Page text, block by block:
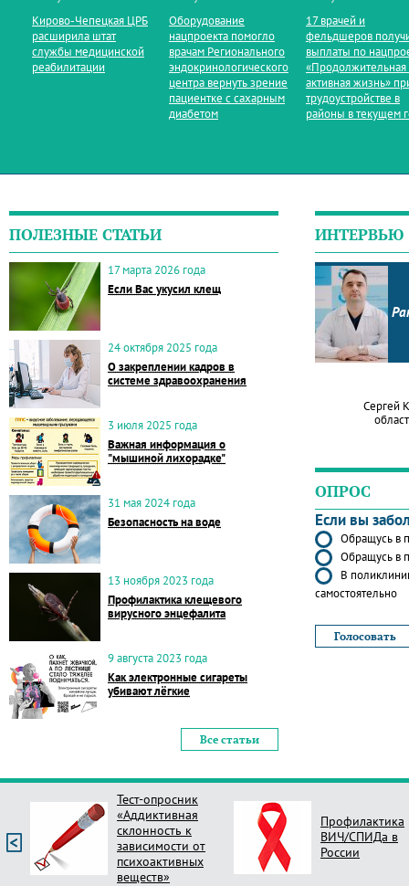
Кирово‑Чепецкая ЦРБ
расширила штат
службы медицинской
реабилитации
Оборудование
нацпроекта помогло
врачам Регионального
эндокринологического
центра вернуть зрение
пациентке с сахарным
диабетом
17 врачей и
фельдшеров
выплаты по
«Продолжительная
активная жизнь»
трудоустройстве в
районы в текущем
ПОЛЕЗНЫЕ СТАТЬИ
17 марта 2026 года
Если Вас укусил клещ
24 октября 2025 года
О закреплении кадров в
системе здравоохранения
3 июля 2025 года
Важная информация о
"мышиной лихорадке"
31 мая 2024 года
Безопасность на воде
13 ноября 2023 года
Профилактика клещевого
вирусного энцефалита
9 августа 2023 года
Как электронные сигареты
убивают лёгкие
Все статьи
ИНТЕРВЬЮ
Сергей
ОПРОС
Если вы
Обращусь в
Обращусь в
В
самостоятельно
Тест-опросник
«Аддиктивная
склонность к
зависимости от
психоактивных
веществ»
Профилактика
ВИЧ/СПИДа в
России